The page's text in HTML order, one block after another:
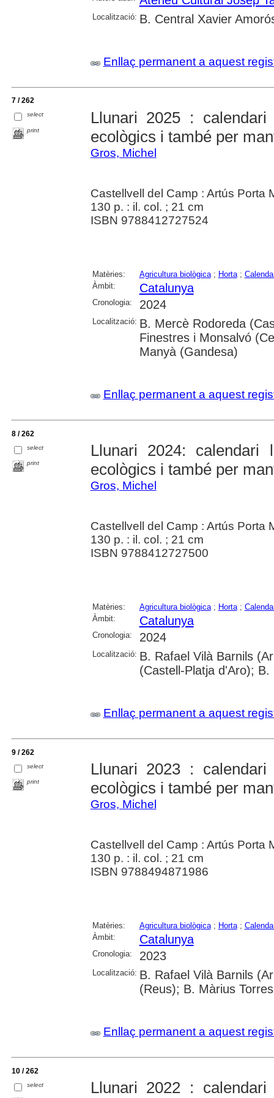
Localització: B. Central Xavier
Enllaç permanent a aquest
7 / 262
select
print
Llunari 2025 :
ecològics i també per
Gros, Michel
Castellvell del Camp : Artús Porta
130 p. : il. col. ; 21 cm
ISBN 9788412727524
Matèries: Agricultura biològica; Horta;
Àmbit:
Catalunya
Cronologia: 2024
Localització: B. Mercè Rodoreda
Finestres i Monsalvó
Manyà (Gandesa)
Enllaç permanent a aquest
8 / 262
select
print
Llunari 2024:
ecològics i també per
Gros, Michel
Castellvell del Camp : Artús Porta
130 p. : il. col. ; 21 cm
ISBN 9788412727500
Matèries: Agricultura biològica; Horta;
Àmbit:
Catalunya
Cronologia: 2024
Localització: B. Rafael Vilà Barnils
(Castell-Platja d'Aro);
Enllaç permanent a aquest
9 / 262
select
print
Llunari 2023 :
ecològics i també per
Gros, Michel
Castellvell del Camp : Artús Porta
130 p. : il. col. ; 21 cm
ISBN 9788494871986
Matèries: Agricultura biològica; Horta;
Àmbit:
Catalunya
Cronologia: 2023
Localització: B. Rafael Vilà Barnils
(Reus); B. Màrius
Enllaç permanent a aquest
10 / 262
select
Llunari 2022 :